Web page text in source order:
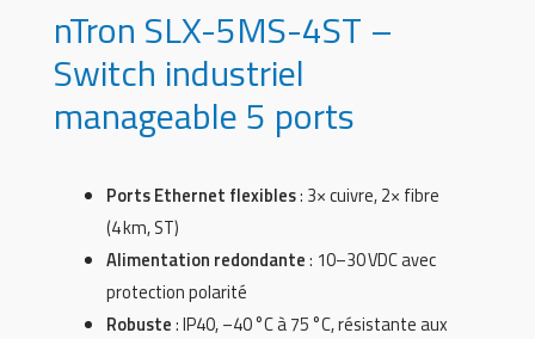
nTron SLX-5MS-4ST –
Switch industriel
manageable 5 ports
Ports Ethernet flexibles: 3× cuivre, 2× fibre
(4 km, ST)
Alimentation redondante: 10–30 VDC avec
protection polarité
Robuste: IP40, –40 °C à 75 °C, résistante aux